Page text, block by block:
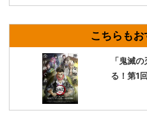
「鬼滅
る！第1